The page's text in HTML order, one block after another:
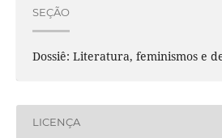
SEÇÃO
Dossiê: Literatura, feminismos e
LICENÇA